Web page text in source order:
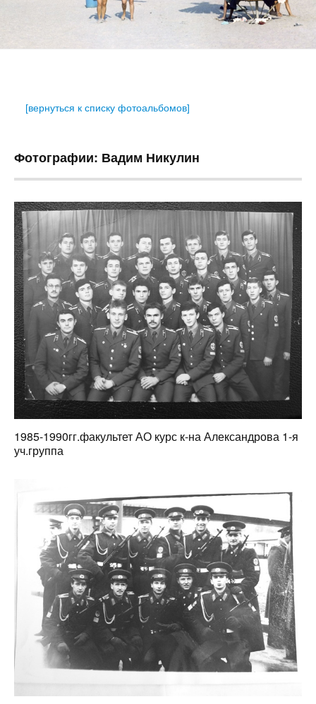
[вернуться к списку фотоальбомов]
Фотографии: Вадим Никулин
1985-1990гг.факультет АО курс к-на Александрова 1-я
уч.группа